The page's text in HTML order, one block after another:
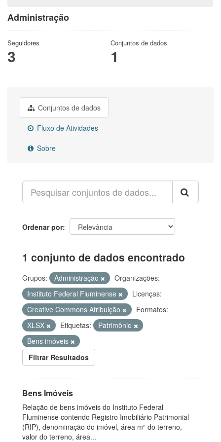
Administração
Seguidores
3
Conjuntos de dados
1
Conjuntos de dados
Fluxo de Atividades
Sobre
Ordenar por
1 conjunto de dados encontrado
Grupos: Administração
Organizações:
Instituto Federal Fluminense
Licenças:
Creative Commons Atribuição
Formatos:
XLSX
Etiquetas:
Patrimônio
Bens imóveis
Filtrar Resultados
Bens Imóveis
Relação de bens imóveis do Instituto Federal
Fluminense contendo Registro Imobiliário Patrimonial
(RIP), denominação do imóvel, área m² do terreno,
valor do terreno, área...